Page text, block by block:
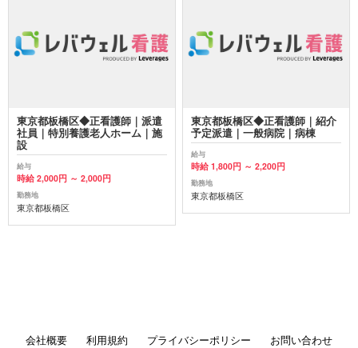
東京都板橋区◆正看護師｜派遣
社員｜特別養護老人ホーム｜施
設
給与
時給 2,000円 ～ 2,000円
勤務地
東京都板橋区
東京都板橋区◆正看護師｜紹介
予定派遣｜一般病院｜病棟
給与
時給 1,800円 ～ 2,200円
勤務地
東京都板橋区
会社概要 利用規約 プライバシーポリシー お問い合わせ